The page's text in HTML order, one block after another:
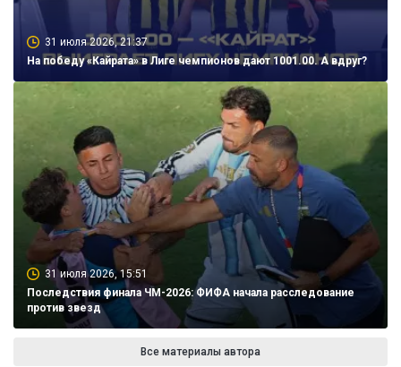
31 июля 2026, 21:37
На победу «Кайрата» в Лиге чемпионов дают 1001.00. А вдруг?
31 июля 2026, 15:51
Последствия финала ЧМ-2026: ФИФА начала расследование
против звезд
Все материалы автора